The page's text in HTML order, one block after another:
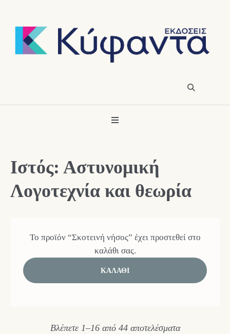
Ιστός: Αστυνομική
Λογοτεχνία και θεωρία
Το προϊόν “Σκοτεινή νήσος” έχει προστεθεί στο
καλάθι σας.
ΚΑΛΆΘΙ
Βλέπετε 1–16 από 44 αποτελέσματα